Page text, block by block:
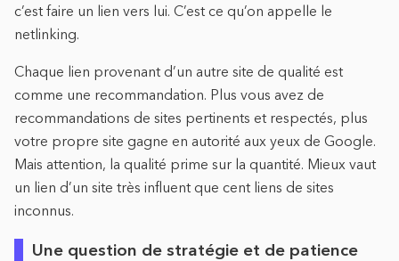
c’est faire un lien vers lui. C’est ce qu’on appelle le
netlinking.
Chaque lien provenant d’un autre site de qualité est
comme une recommandation. Plus vous avez de
recommandations de sites pertinents et respectés, plus
votre propre site gagne en autorité aux yeux de Google.
Mais attention, la qualité prime sur la quantité. Mieux vaut
un lien d’un site très influent que cent liens de sites
inconnus.
Une question de stratégie et de patience